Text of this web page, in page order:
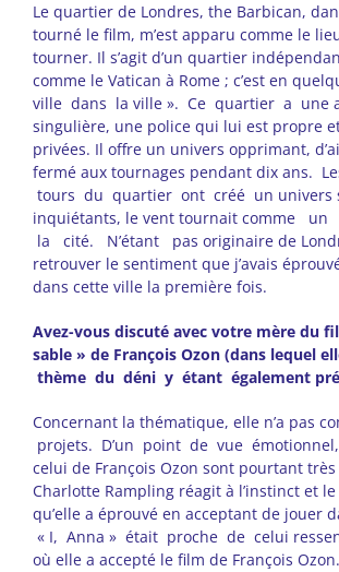
Le quartier de Londres, the Barbican,
tourné le film, m’est apparu comme le
tourner. Il s’agit d’un quartier
comme le Vatican à Rome ; c’est en
ville dans la ville ». Ce quartier a une
singulière, une police qui lui est propre
privées. Il offre un univers opprimant,
fermé aux tournages pendant dix ans.
tours du quartier ont créé un univers
inquiétants, le vent tournait comme
la cité. N’étant pas originaire de
retrouver le sentiment que j’avais
dans cette ville la première fois.
Avez-vous discuté avec votre mère du
sable » de François Ozon (dans lequel
thème du déni y étant également
Concernant la thématique, elle n’a pas
projets. D’un point de vue
celui de François Ozon sont pourtant très
Charlotte Rampling réagit à l’instinct et
qu’elle a éprouvé en acceptant de jouer
« I, Anna » était proche de celui
où elle a accepté le film de François Ozon.